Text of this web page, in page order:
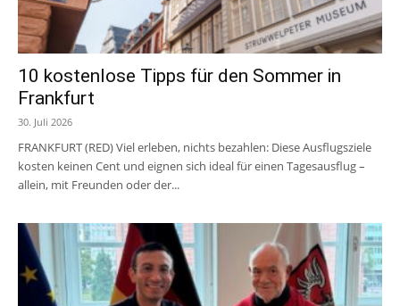
10 kostenlose Tipps für den Sommer in
Frankfurt
30. Juli 2026
FRANKFURT (RED) Viel erleben, nichts bezahlen: Diese Ausflugsziele
kosten keinen Cent und eignen sich ideal für einen Tagesausflug –
allein, mit Freunden oder der...